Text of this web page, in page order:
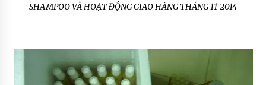
SHAMPOO VÀ HOẠT ĐỘNG GIAO HÀNG THÁNG 11-2014